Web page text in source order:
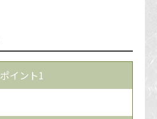
ポイント1